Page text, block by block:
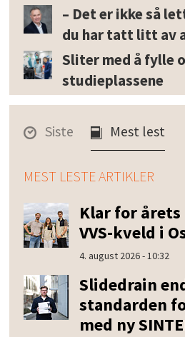
– Det er ikke så
du har tatt litt av
Sliter med å fylle
studieplassene
Siste Mest lest
MEST LESTE ARTIKLER
Klar for
VVS-kveld i
4. august 2026 - 10:32
Slidedrain
standarden
med ny